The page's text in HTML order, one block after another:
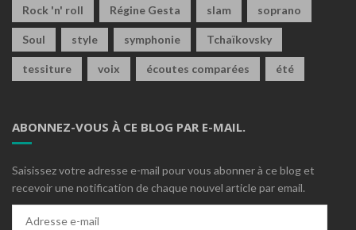
Rock 'n' roll Régine Gesta slam soprano
Soul style symphonie Tchaïkovsky
tessiture voix écoutes comparées été
ABONNEZ-VOUS À CE BLOG PAR E-MAIL.
Saisissez votre adresse e-mail pour vous abonner à ce blog et
recevoir une notification de chaque nouvel article par email.